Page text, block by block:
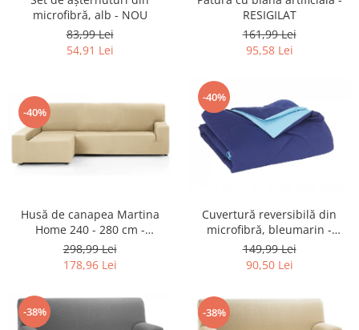
Servere, Componente & UPS
Telecomenzi garaj
Accesorii Fitness
Accesorii sportive
Articole Voiaj
Camping
Sporturi acvatice
Sporturi de interior
TV, Audio & Foto
Audio HI-FI & Profesionale
Camere video si sport
microfibră, alb - NOU
83,99 Lei
54,91 Lei
RESIGILAT
161,99 Lei
95,58 Lei
-40%
Husă de canapea Martina
Home 240 - 280 cm -
RESIGILAT
298,99 Lei
178,96 Lei
-40%
Cuvertură reversibilă din
microfibră, bleumarin -
RESIGILAT
149,99 Lei
90,50 Lei
-38% -38%